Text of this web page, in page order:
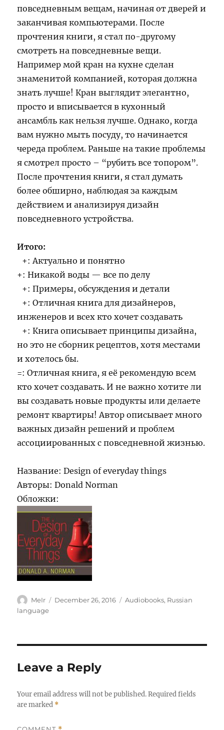
повседневным вещам, начиная от дверей и
заканчивая компьютерами. После
прочтения книги, я стал по-другому
смотреть на повседневные вещи.
Например мой кран на кухне сделан
знаменитой компанией, которая должна
знать лучше! Кран выглядит элегантно,
просто и вписывается в кухонный
ансамбль как нельзя лучше. Однако, когда
вам нужно мыть посуду, то начинается
череда проблем. Раньше на такие проблемы
я смотрел просто – “рубить все топором”.
После прочтения книги, я стал думать
более обширно, наблюдая за каждым
действием и анализируя дизайн
повседневного устройства.
Итого:
+: Актуально и понятно
+: Никакой воды — все по делу
+: Примеры, обсуждения и детали
+: Отличная книга для дизайнеров,
инженеров и всех кто хочет создавать
+: Книга описывает принципы дизайна,
но это не сборник рецептов, хотя местами
и хотелось бы.
=: Отличная книга, я её рекомендую всем
кто хочет создавать. И не важно хотите ли
вы создавать новые продукты или делаете
ремонт квартиры! Автор описывает много
важных дизайн решений и проблем
ассоциированных с повседневной жизнью.
Название: Design of everyday things
Авторы: Donald Norman
Обложки:
Author
MeIr
Posted
December 26, 2016 Categories
Audiobooks, Russian
language
Leave a Reply
Your email address will not be published. Required fields
are marked *